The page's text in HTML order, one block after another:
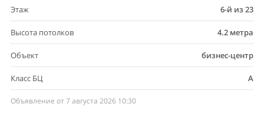
Этаж 6-й из 23
Высота потолков 4.2 метра
Объект бизнес-центр
Класс БЦ A
Объявление от 7 августа 2026 10:30